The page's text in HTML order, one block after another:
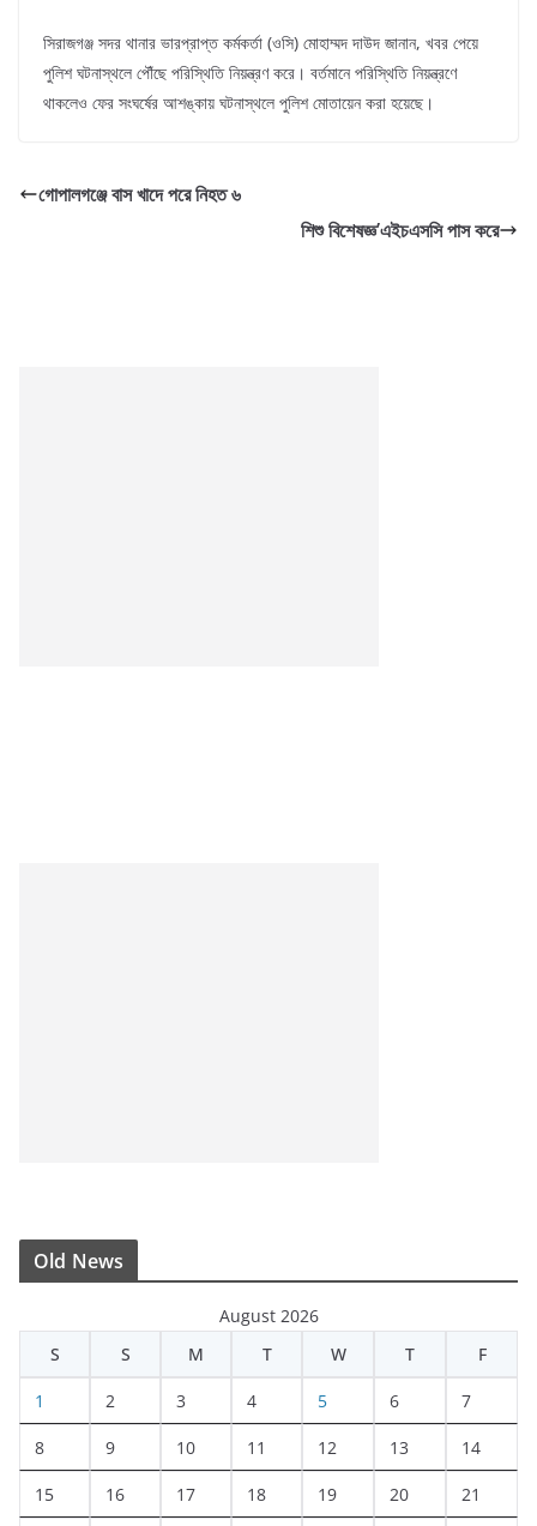
সিরাজগঞ্জ সদর থানার ভারপ্রাপ্ত কর্মকর্তা (ওসি) মোহাম্মদ দাউদ জানান, খবর পেয়ে
পুলিশ ঘটনাস্থলে পৌঁছে পরিস্থিতি নিয়ন্ত্রণ করে। বর্তমানে পরিস্থিতি নিয়ন্ত্রণে
থাকলেও ফের সংঘর্ষের আশঙ্কায় ঘটনাস্থলে পুলিশ মোতায়েন করা হয়েছে।
গোপালগঞ্জে বাস খাদে পরে নিহত ৬
শিশু বিশেষজ্ঞ’এইচএসসি পাস করে
Old News
August 2026
S
S M T W T F
1 2 3 4 5 6 7
8 9 10 11 12 13 14
15 16 17 18 19 20 21